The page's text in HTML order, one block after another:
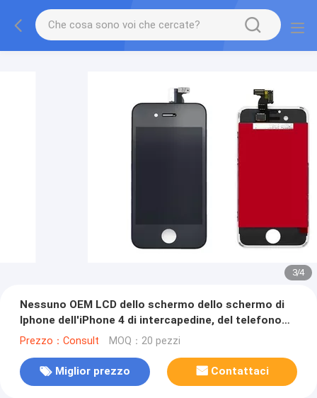
3/4
Nessuno OEM LCD dello schermo dello schermo di
Iphone dell'iPhone 4 di intercapedine, del telefono
cellulare LCD degli accessori
Prezzo：Consult MOQ：20 pezzi
Miglior prezzo Contattaci